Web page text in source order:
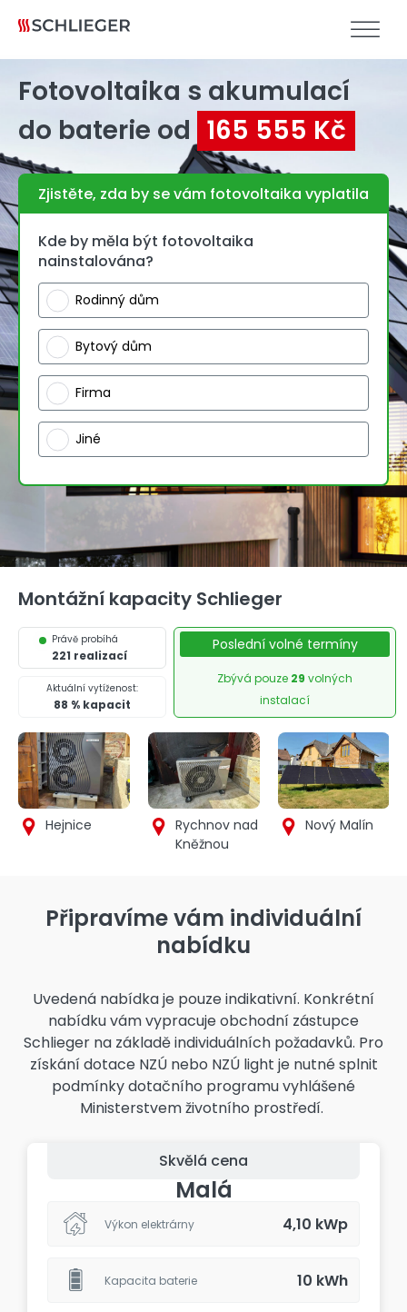
Fotovoltaika s akumulací
do baterie od 165 555 Kč
Zjistěte, zda by se vám fotovoltaika vyplatila
Kde by měla být fotovoltaika
nainstalována?
Rodinný dům
Bytový dům
Firma
Jiné
Montážní kapacity Schlieger
Právě probíhá
221 realizací
Aktuální vytíženost:
88 % kapacit
Poslední volné termíny
Zbývá pouze 29 volných
instalací
Hejnice
realizace
Rychnov nad
Kněžnou
Detail
realizace
Nový Malín
Detail
realizace
Připravíme vám individuální
nabídku
Uvedená nabídka je pouze indikativní. Konkrétní
nabídku vám vypracuje obchodní zástupce
Schlieger na základě individuálních požadavků. Pro
získání dotace NZÚ nebo NZÚ light je nutné splnit
podmínky dotačního programu vyhlášené
Ministerstvem životního prostředí.
Skvělá cena
Malá
Výkon elektrárny 4,10 kWp
Kapacita baterie 10 kWh